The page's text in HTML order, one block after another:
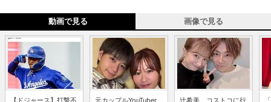
動画で見る 画像で見る
【ドジャース】打撃不
元カップルYouTuber
辻希美、コストコに行